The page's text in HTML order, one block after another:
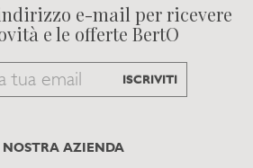
e-mail per ricevere
e le offerte BertO
Email
subscribe
ISCRIVITI
NOSTRA AZIENDA